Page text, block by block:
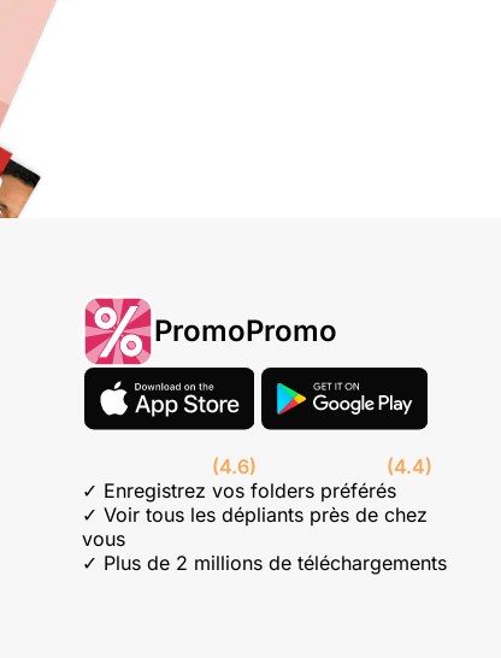
PromoPromo
(4.6)
(4.4)
✓ Enregistrez vos folders préférés
✓ Voir tous les dépliants près de chez
vous
✓ Plus de 2 millions de téléchargements